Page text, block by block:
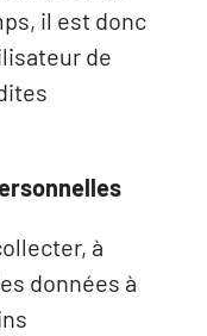
il est donc
de
à
données à